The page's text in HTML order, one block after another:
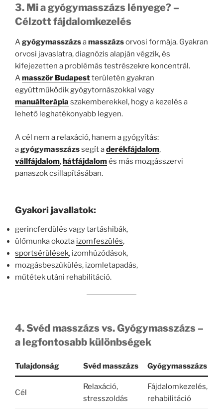
3. Mi a gyógymasszázs lényege? –
Célzott fájdalomkezelés
Agyógymasszázsamasszázsorvosi formája. Gyakran
orvosi javaslatra, diagnózis alapján végzik, és
kifejezetten a problémás testrészekre koncentrál.
Amasszőr Budapestterületén gyakran
együttműködik gyógytornászokkal vagy
manuálterápia szakemberekkel, hogy a kezelés a
lehető leghatékonyabb legyen.
A cél nem a relaxáció, hanem a gyógyítás:
agyógymasszázssegít aderékfájdalom,
vállfájdalom,hátfájdalomés más mozgásszervi
panaszok csillapításában.
Gyakori javallatok:
gerincferdülés vagy tartáshibák,
ülőmunka okozta izomfeszülés,
sportsérülések, izomhúzódások,
mozgásbeszűkülés, izomletapadás,
műtétek utáni rehabilitáció.
4. Svéd masszázs vs. Gyógymasszázs –
a legfontosabb különbségek
Tulajdonság Svéd masszázs Gyógymasszázs
Cél
Relaxáció,
stresszoldás
Fájdalomkezelés,
rehabilitáció